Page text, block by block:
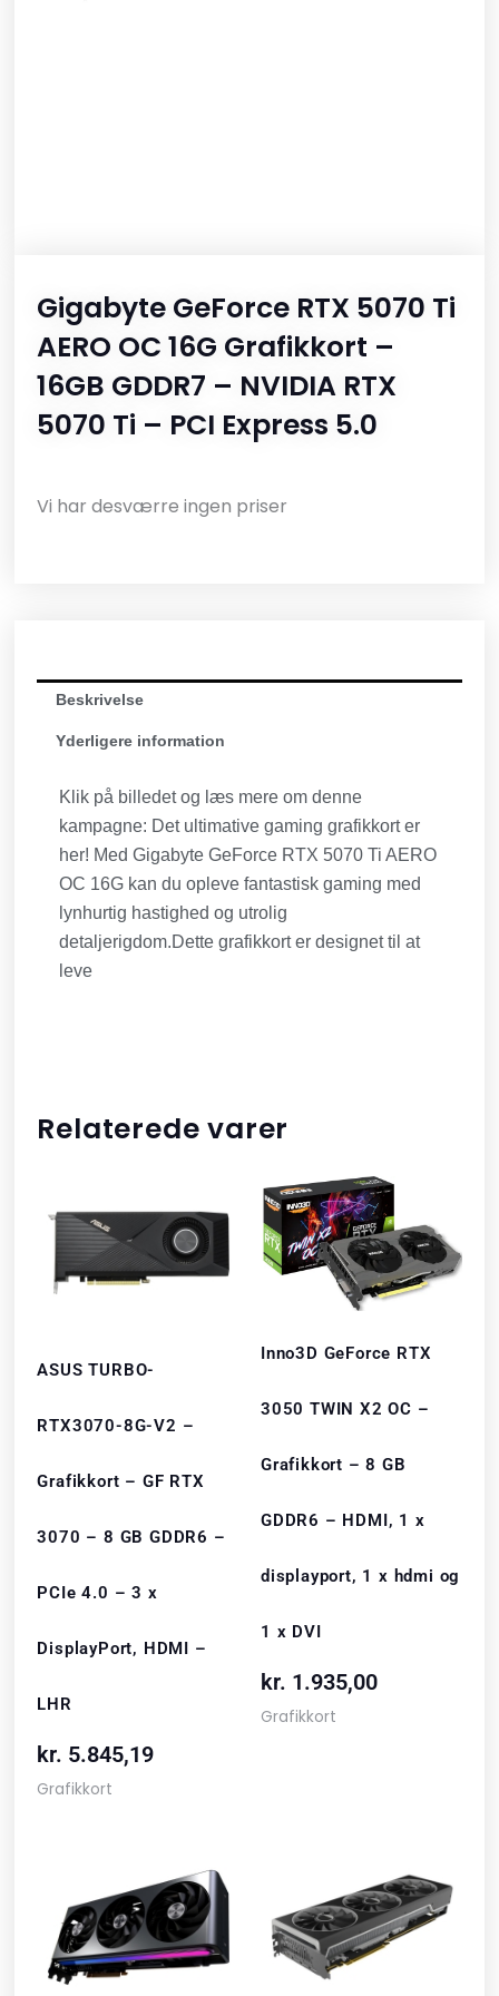
Gigabyte GeForce RTX 5070 Ti
AERO OC 16G Grafikkort –
16GB GDDR7 – NVIDIA RTX
5070 Ti – PCI Express 5.0
Vi har desværre ingen priser
Beskrivelse
Yderligere information
Klik på billedet og læs mere om denne
kampagne: Det ultimative gaming grafikkort er
her! Med Gigabyte GeForce RTX 5070 Ti AERO
OC 16G kan du opleve fantastisk gaming med
lynhurtig hastighed og utrolig
detaljerigdom.Dette grafikkort er designet til at
leve
Relaterede varer
ASUS TURBO-
RTX3070-8G-V2 –
Grafikkort – GF RTX
3070 – 8 GB GDDR6 –
PCIe 4.0 – 3 x
DisplayPort, HDMI –
LHR
kr. 5.845,19
Grafikkort
Inno3D GeForce RTX
3050 TWIN X2 OC –
Grafikkort – 8 GB
GDDR6 – HDMI, 1 x
displayport, 1 x hdmi og
1 x DVI
kr. 1.935,00
Grafikkort